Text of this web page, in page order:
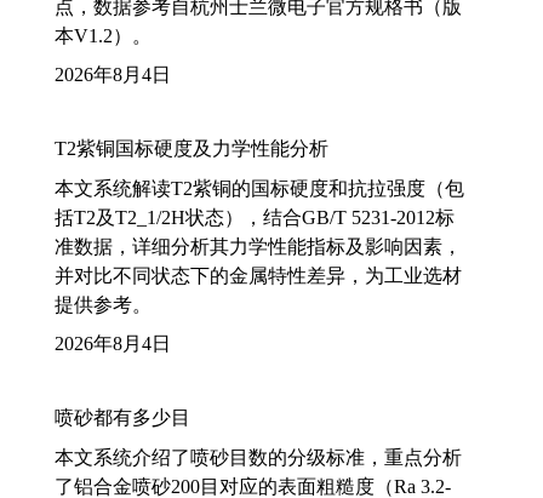
点，数据参考自杭州士兰微电子官方规格书（版
本V1.2）。
2026年8月4日
T2紫铜国标硬度及力学性能分析
本文系统解读T2紫铜的国标硬度和抗拉强度（包
括T2及T2_1/2H状态），结合GB/T 5231-2012标
准数据，详细分析其力学性能指标及影响因素，
并对比不同状态下的金属特性差异，为工业选材
提供参考。
2026年8月4日
喷砂都有多少目
本文系统介绍了喷砂目数的分级标准，重点分析
了铝合金喷砂200目对应的表面粗糙度（Ra 3.2-